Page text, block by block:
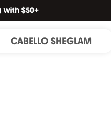
CABELLO SHEGLAM